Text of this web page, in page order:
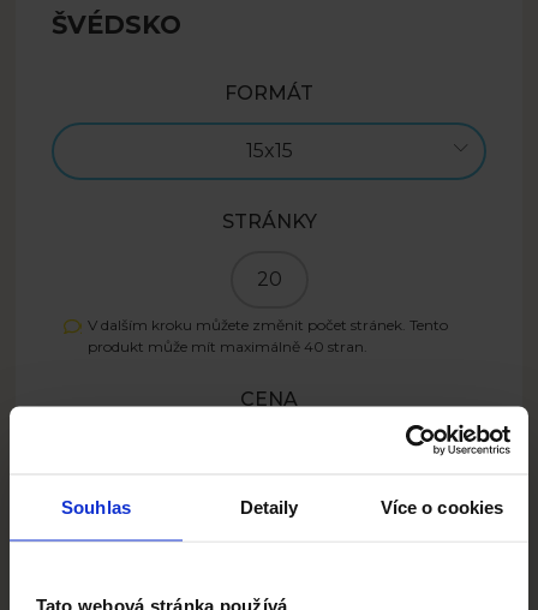
Souhlas Detaily Více o cookies
Tato webová stránka používá
ŠVÉDSKO
FORMÁT
15x15
STRÁNKY
20
V dalším kroku můžete změnit počet stránek. Tento
produkt může mít maximálně 40 stran.
CENA